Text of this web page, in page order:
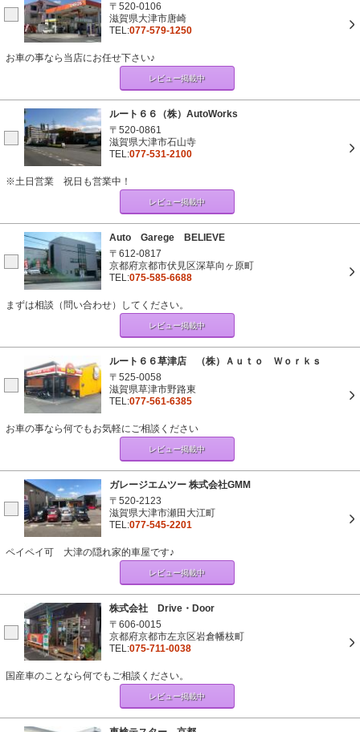
〒520-0106
滋賀県大津市唐崎
TEL:077-579-1250
お車の事なら当店にお任せ下さい♪
レビュー掲載中
ルート６６（株）AutoWorks
〒520-0861
滋賀県大津市石山寺
TEL:077-531-2100
※土日営業 祝日も営業中！
レビュー掲載中
Auto Garege BELIEVE
〒612-0817
京都府京都市伏見区深草向ヶ原町
TEL:075-585-6688
まずは相談（問い合わせ）してください。
レビュー掲載中
ルート６６草津店 （株）Ａｕｔｏ Ｗｏｒｋｓ
〒525-0058
滋賀県草津市野路東
TEL:077-561-6385
お車の事なら何でもお気軽にご相談ください
レビュー掲載中
ガレージエムツー 株式会社GMM
〒520-2123
滋賀県大津市瀬田大江町
TEL:077-545-2201
ペイペイ可 大津の隠れ家的車屋です♪
レビュー掲載中
株式会社 Drive・Door
〒606-0015
京都府京都市左京区岩倉幡枝町
TEL:075-711-0038
国産車のことなら何でもご相談ください。
レビュー掲載中